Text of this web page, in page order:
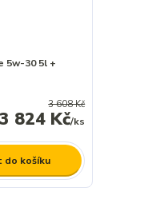
5w-30 5l +
3 608 Kč
3 824 Kč/ks
do košíku